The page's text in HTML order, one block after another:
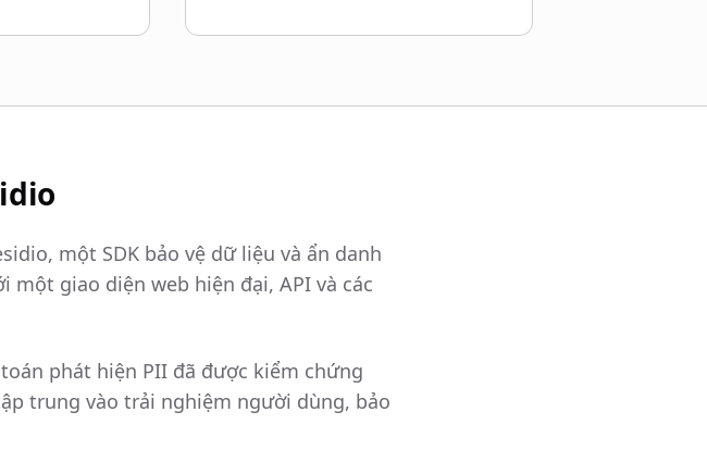
một SDK bảo vệ dữ liệu và ẩn danh
một giao diện web hiện đại, API và các
phát hiện PII đã được kiểm chứng
trung vào trải nghiệm người dùng, bảo